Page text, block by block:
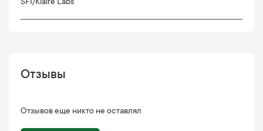
SFI/Klaire Labs
Отзывы
Отзывов еще никто не оставлял